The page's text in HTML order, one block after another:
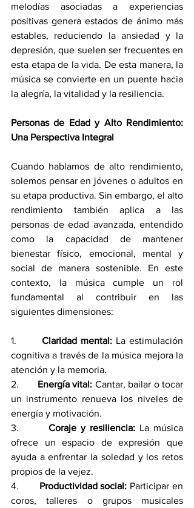
melodías asociadas a experiencias
positivas genera estados de ánimo más
estables, reduciendo la ansiedad y la
depresión, que suelen ser frecuentes en
esta etapa de la vida. De esta manera, la
música se convierte en un puente hacia
la alegría, la vitalidad y la resiliencia.
Personas de Edad y Alto Rendimiento:
Una Perspectiva Integral
Cuando hablamos de alto rendimiento,
solemos pensar en jóvenes o adultos en
su etapa productiva. Sin embargo, el alto
rendimiento también aplica a las
personas de edad avanzada, entendido
como la capacidad de mantener
bienestar físico, emocional, mental y
social de manera sostenible. En este
contexto, la música cumple un rol
fundamental al contribuir en las
siguientes dimensiones:
1. Claridad mental: La estimulación
cognitiva a través de la música mejora la
atención y la memoria.
2. Energía vital: Cantar, bailar o tocar
un instrumento renueva los niveles de
energía y motivación.
3. Coraje y resiliencia: La música
ofrece un espacio de expresión que
ayuda a enfrentar la soledad y los retos
propios de la vejez.
4. Productividad social: Participar en
coros, talleres o grupos musicales